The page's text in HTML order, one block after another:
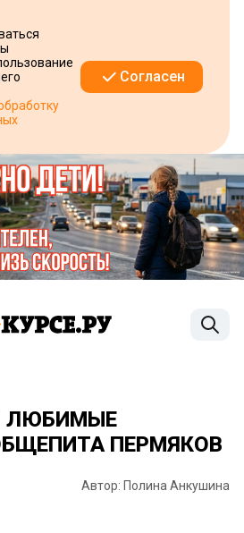
Согласен
ЛЮБИМЫЕ
ПЕРМЯКОВ
Автор: Полина Анкушина